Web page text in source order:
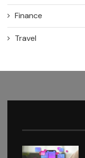
Finance
Travel